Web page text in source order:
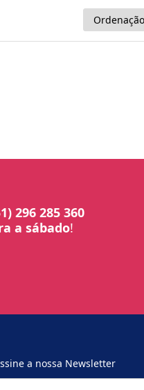
296 285 360
a sábado!
a nossa Newsletter